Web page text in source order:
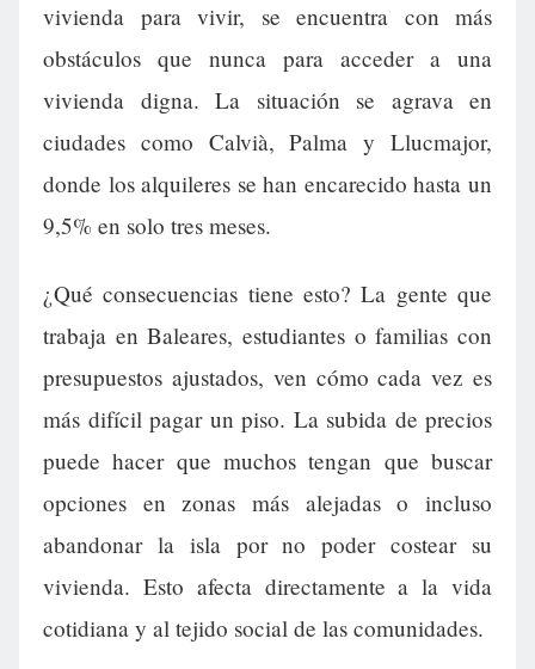
vivienda para vivir, se encuentra con más
obstáculos que nunca para acceder a una
vivienda digna. La situación se agrava en
ciudades como Calvià, Palma y Llucmajor,
donde los alquileres se han encarecido hasta un
9,5% en solo tres meses.
¿Qué consecuencias tiene esto? La gente que
trabaja en Baleares, estudiantes o familias con
presupuestos ajustados, ven cómo cada vez es
más difícil pagar un piso. La subida de precios
puede hacer que muchos tengan que buscar
opciones en zonas más alejadas o incluso
abandonar la isla por no poder costear su
vivienda. Esto afecta directamente a la vida
cotidiana y al tejido social de las comunidades.